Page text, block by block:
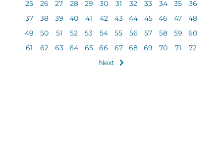
25
26 27 28 29 30 31 32 33 34 35
36
37
38 39 40 41 42 43 44 45 46 47
48
49
50 51 52 53 54 55 56 57 58 59
60
61
62 63 64 65 66 67 68 69 70 71
72
Next